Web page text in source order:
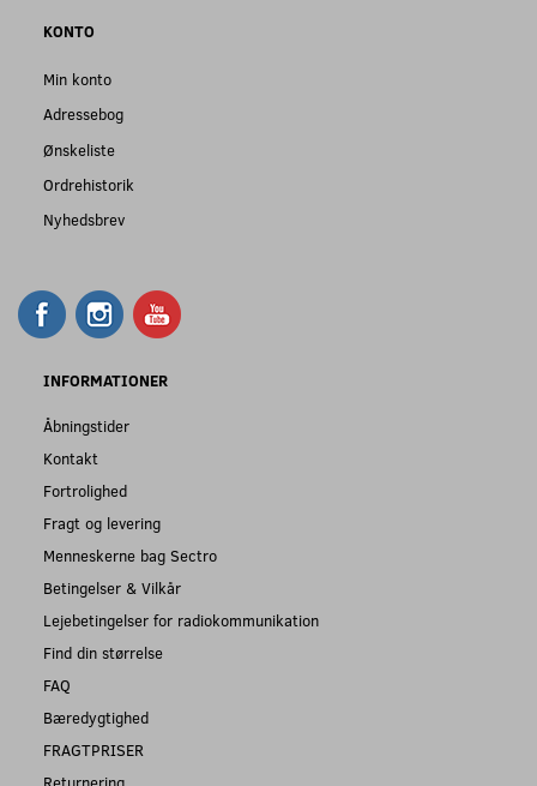
KONTO
Min konto
Adressebog
Ønskeliste
Ordrehistorik
Nyhedsbrev
INFORMATIONER
Åbningstider
Kontakt
Fortrolighed
Fragt og levering
Menneskerne bag Sectro
Betingelser & Vilkår
Lejebetingelser for radiokommunikation
Find din størrelse
FAQ
Bæredygtighed
FRAGTPRISER